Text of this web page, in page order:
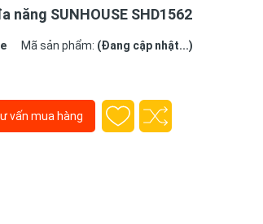
năng SUNHOUSE SHD1562
Mã sản phẩm: (Đang cập nhật...)
vấn mua hàng